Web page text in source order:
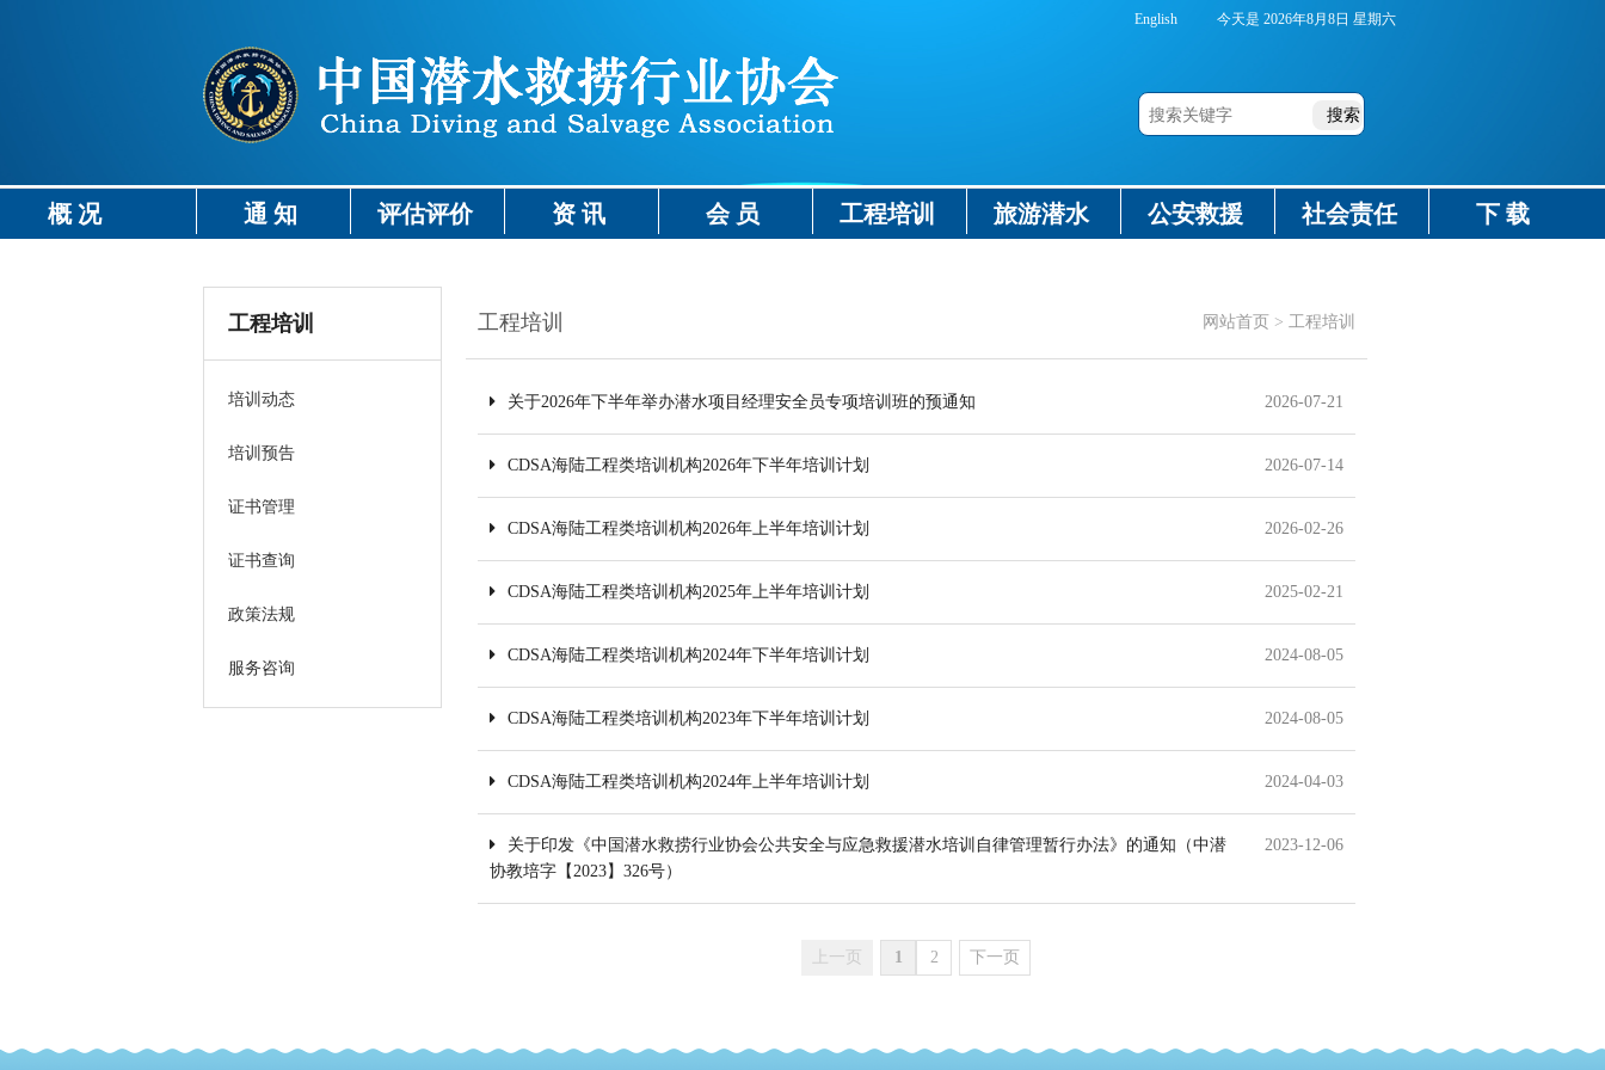
English 今天是 2026年8月8日 星期六
概 况 通 知 评估评价 资 讯 会 员 工程培训 旅游潜水 公安救援 社会责任 下 载
工程培训
培训动态
培训预告
证书管理
证书查询
政策法规
服务咨询
工程培训 网站首页 > 工程培训
关于2026年下半年举办潜水项目经理安全员专项培训班的预通知 2026-07-21
CDSA海陆工程类培训机构2026年下半年培训计划 2026-07-14
CDSA海陆工程类培训机构2026年上半年培训计划 2026-02-26
CDSA海陆工程类培训机构2025年上半年培训计划 2025-02-21
CDSA海陆工程类培训机构2024年下半年培训计划 2024-08-05
CDSA海陆工程类培训机构2023年下半年培训计划 2024-08-05
CDSA海陆工程类培训机构2024年上半年培训计划 2024-04-03
关于印发《中国潜水救捞行业协会公共安全与应急救援潜水培训自律管理暂行办法》的通知（中潜
协教培字【2023】326号）
2023-12-06
上一页 1 2 下一页